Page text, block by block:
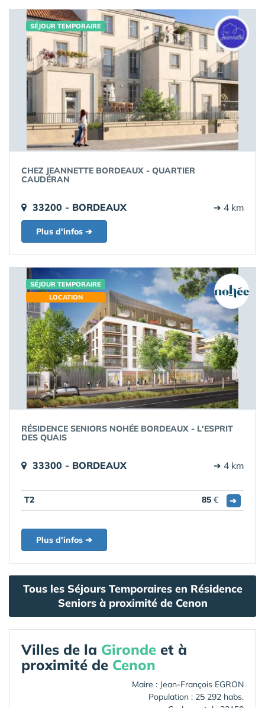
SÉJOUR TEMPORAIRE
CHEZ JEANNETTE BORDEAUX - QUARTIER
CAUDÉRAN
33200 - BORDEAUX ➔ 4 km
Plus d'infos ➔
SÉJOUR TEMPORAIRE
LOCATION
RÉSIDENCE SENIORS NOHÉE BORDEAUX - L'ESPRIT
DES QUAIS
33300 - BORDEAUX ➔ 4 km
T2 85 € ➔
Plus d'infos ➔
Tous les Séjours Temporaires en Résidence
Seniors à proximité de Cenon
Villes de la Gironde et à
proximité de Cenon
Maire : Jean-François EGRON
Population : 25 292 habs.